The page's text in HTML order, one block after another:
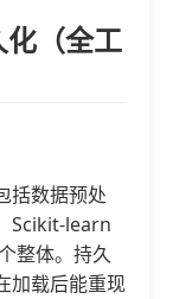
（全工
括数据预处
Scikit-learn
整体。持久
加载后能重现